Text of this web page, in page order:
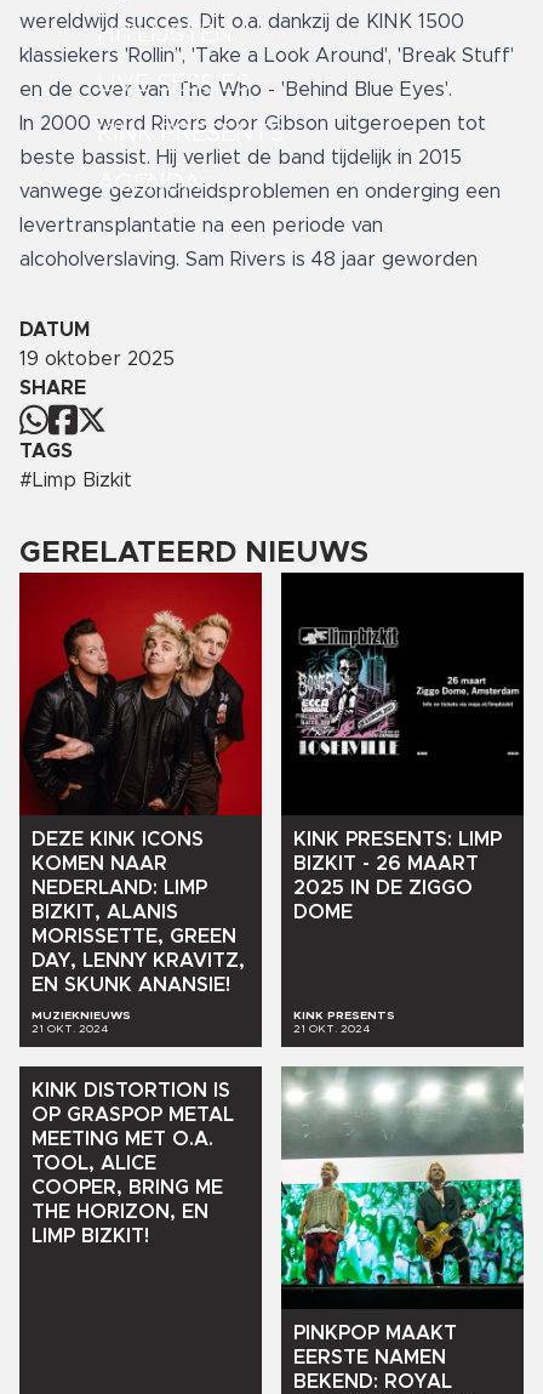
HITLIJSTEN
LIVE SESSIES
KINK PRESENTS
AGENDA
wereldwijd succes. Dit o.a. dankzij de KINK 1500
klassiekers 'Rollin’', 'Take a Look Around', 'Break Stuff'
en de cover van The Who - 'Behind Blue Eyes'.
In 2000 werd Rivers door Gibson uitgeroepen tot
beste bassist. Hij verliet de band tijdelijk in 2015
vanwege gezondheidsproblemen en onderging een
levertransplantatie na een periode van
alcoholverslaving. Sam Rivers is 48 jaar geworden
DATUM
19 oktober 2025
SHARE
TAGS
#Limp Bizkit
GERELATEERD NIEUWS
DEZE KINK
ICONS
KOMEN
NAAR
NEDERLAND: LIMP
BIZKIT, ALANIS
MORISSETTE, GREEN
DAY, LENNY KRAVITZ,
EN SKUNK ANANSIE!
MUZIEKNIEUWS
21 OKT. 2024
KINK PRESENTS: LIMP
BIZKIT - 26 MAART
2025
IN DE ZIGGO
DOME
KINK PRESENTS
21 OKT. 2024
KINK DISTORTION
IS
OP GRASPOP METAL
MEETING MET O.A.
TOOL, ALICE
COOPER, BRING ME
THE HORIZON, EN
LIMP BIZKIT!
PINKPOP MAAKT
EERSTE NAMEN
BEKEND: ROYAL